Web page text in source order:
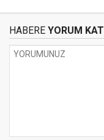
HABERE YORUM KAT